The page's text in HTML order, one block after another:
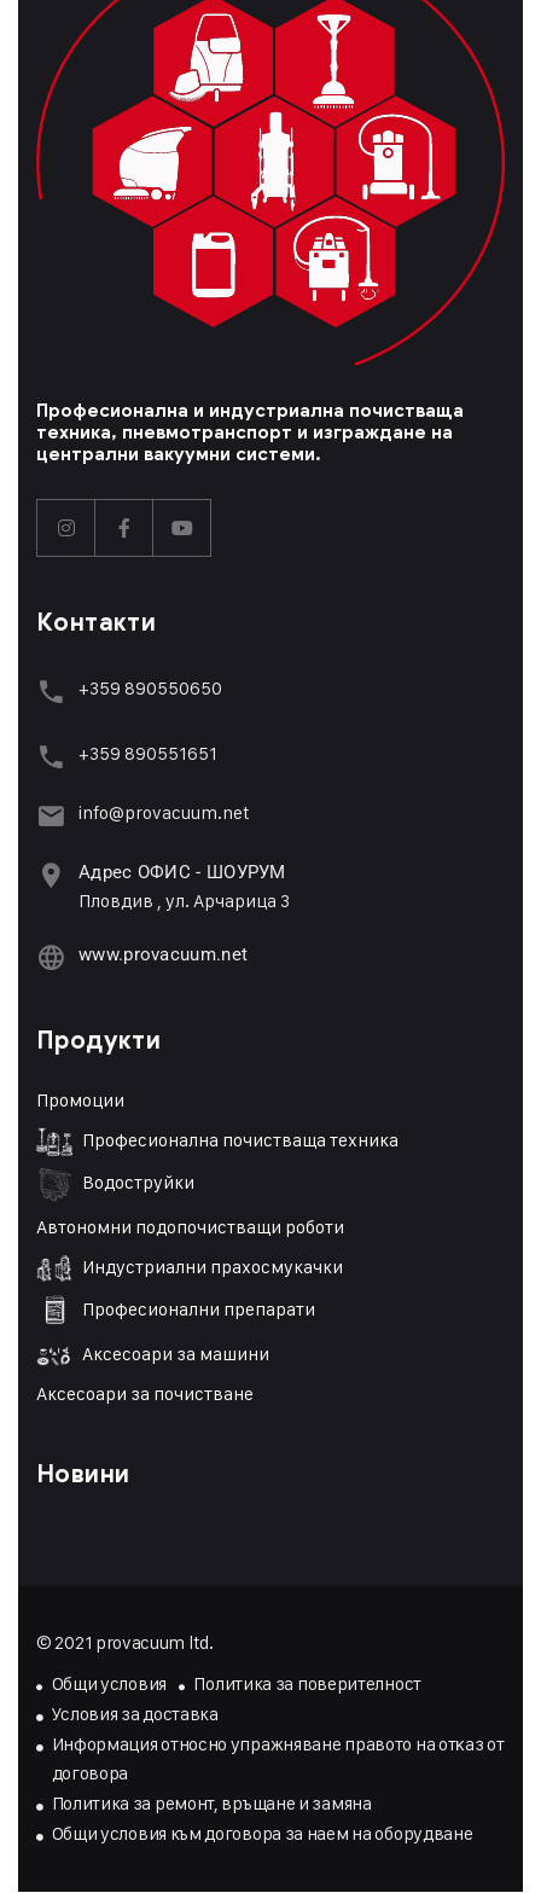
Професионална и индустриална почистваща
техника, пневмотранспорт и изграждане на
централни вакуумни системи.
Контакти
+359 890550650
+359 890551651
info@provacuum.net
Адрес ОФИС - ШОУРУМ
Пловдив , ул. Арчарица 3
www.provacuum.net
Продукти
Промоции
Професионална почистваща техника
Водоструйки
Автономни подопочистващи роботи
Индустриални прахосмукачки
Професионални препарати
Аксесоари за машини
Аксесоари за почистване
Новини
© 2021 provacuum ltd.
Общи условия
Политика за поверителност
Условия за доставка
Инфopмaция oтнocнo yпpaжнявaнe пpaвoтo нa oтĸaз oт
дoгoвopa
Политика за ремонт, връщане и замяна
Общи условия към договора за наем на оборудване